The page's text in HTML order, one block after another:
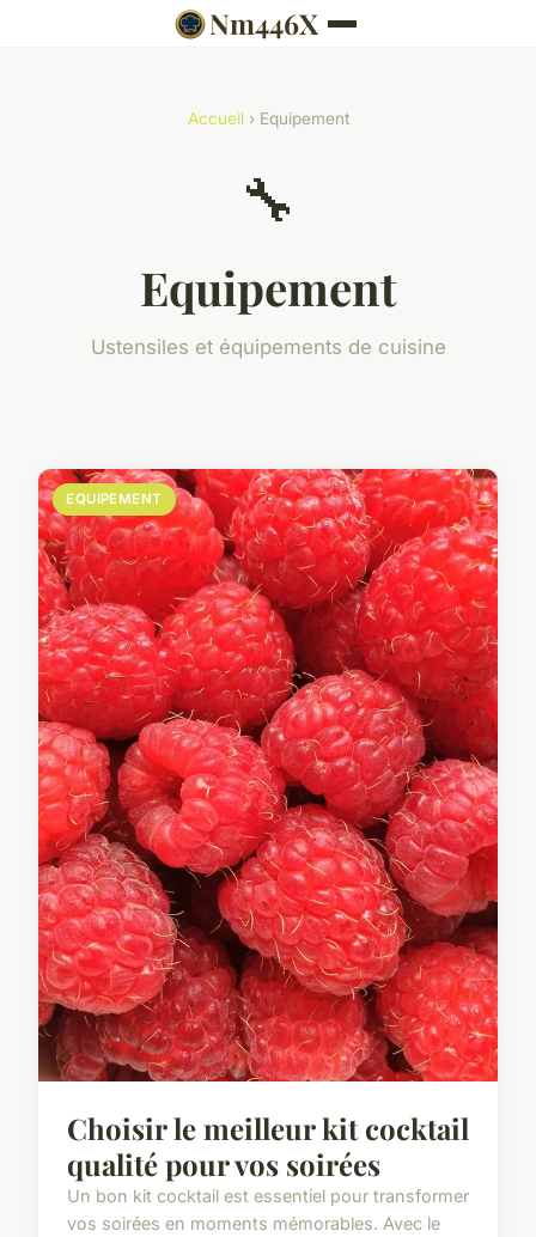
Nm446X
Accueil› Equipement
🔧
Equipement
Ustensiles et équipements de cuisine
EQUIPEMENT
Choisir le meilleur kit cocktail
qualité pour vos soirées
Un bon kit cocktail est essentiel pour transformer
vos soirées en moments mémorables. Avec le